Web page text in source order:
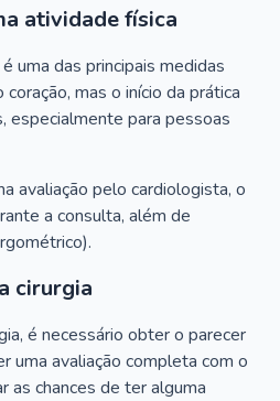
atividade física
uma das principais medidas
mas o início da prática
especialmente para pessoas
avaliação pelo cardiologista, o
a consulta, além de
cirurgia
é necessário obter o parecer
uma avaliação completa com o
as chances de ter alguma